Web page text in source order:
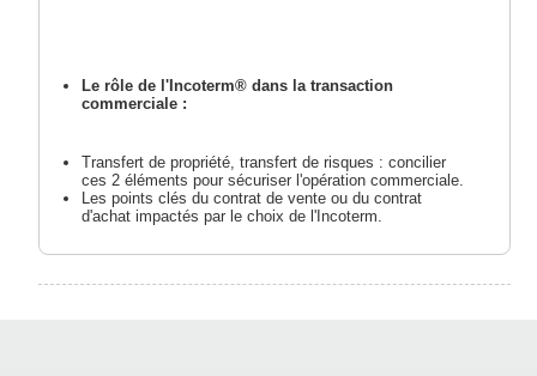
Le rôle de l'Incoterm® dans la transaction
commerciale :
Transfert de propriété, transfert de risques : concilier
ces 2 éléments pour sécuriser l'opération commerciale.
Les points clés du contrat de vente ou du contrat
d'achat impactés par le choix de l'Incoterm.